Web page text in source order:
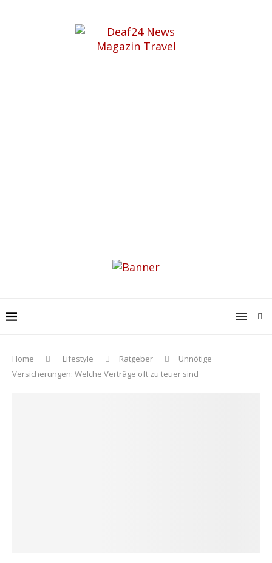
Home Lifestyle Ratgeber
Unnötige
Versicherungen: Welche Verträge oft zu teuer sind